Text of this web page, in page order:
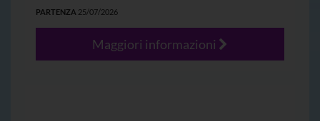
PARTENZA 25/07/2026
Maggiori informazioni